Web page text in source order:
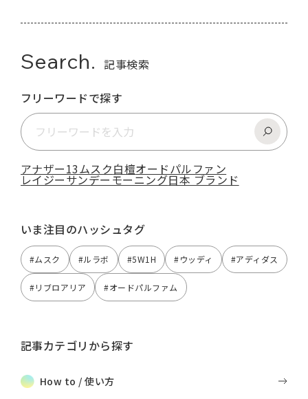
Search. 記事検索
フリーワードで探す
アナザー13ムスク白檀オードパルファン
レイジーサンデーモーニング日本 ブランド
いま注目のハッシュタグ
#ムスク #ルラボ #5W1H #ウッディ #アディダス
#リブロアリア #オードパルファム
記事カテゴリから探す
How to / 使い方